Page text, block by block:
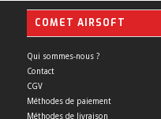
COMET AIRSOFT
Qui sommes-nous ?
Contact
CGV
Méthodes de paiement
Méthodes de livraison